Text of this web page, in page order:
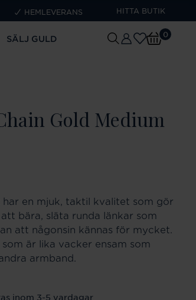
HEMLEVERANS HITTA BUTIK
SÄLJ GULD 0
Gold Medium
har en mjuk, taktil kvalitet som gör
bära, släta runda länkar som
att någonsin kännas för mycket.
är lika vacker ensam som
armband.
inom 3-5 vardagar